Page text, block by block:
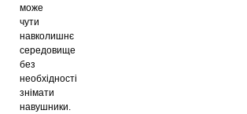
може
чути
навколишнє
середовище
без
необхідності
знімати
навушники.